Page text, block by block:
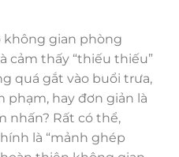
không gian phòng
cảm thấy “thiếu thiếu”
quá gắt vào buổi trưa,
phạm, hay đơn giản là
nhấn? Rất có thể,
là “mảnh ghép